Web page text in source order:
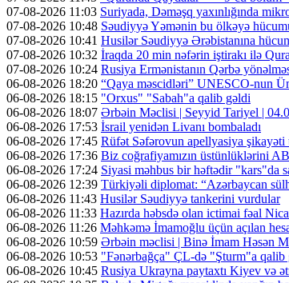
07-08-2026 11:03 Suriyada, Dəməşq yaxınlığında
07-08-2026 10:48 Səudiyyə Yəmənin bu ölkəyə
07-08-2026 10:41 Husilər Səudiyyə Ərəbistanına
07-08-2026 10:32 İraqda 20 min nəfərin iştirakı ilə
07-08-2026 10:24 Rusiya Ermənistanın Qərbə
06-08-2026 18:20 “Qaya məscidləri” UNESCO-nun
06-08-2026 18:15 "Orxus" "Sabah"a qalib gəldi
06-08-2026 18:07 Ərbəin Məclisi | Seyyid Tariyel |
06-08-2026 17:53 İsrail yenidən Livanı bombaladı
06-08-2026 17:45 Rüfət Səfərovun apellyasiya şikayəti
06-08-2026 17:36 Biz coğrafiyamızın üstünlüklərini
06-08-2026 17:24 Siyasi məhbus bir həftədir "kars"da
06-08-2026 12:39 Türkiyəli diplomat: “Azərbaycan
06-08-2026 11:43 Husilər Səudiyyə tankerini vurdular
06-08-2026 11:33 Hazırda həbsdə olan ictimai fəal
06-08-2026 11:26 Məhkəmə İmamoğlu üçün açılan
06-08-2026 10:59 Ərbəin məclisi | Binə İmam Həsən
06-08-2026 10:53 "Fənərbağça" ÇL-də "Şturm"a qalib
06-08-2026 10:45 Rusiya Ukrayna paytaxtı Kiyev və